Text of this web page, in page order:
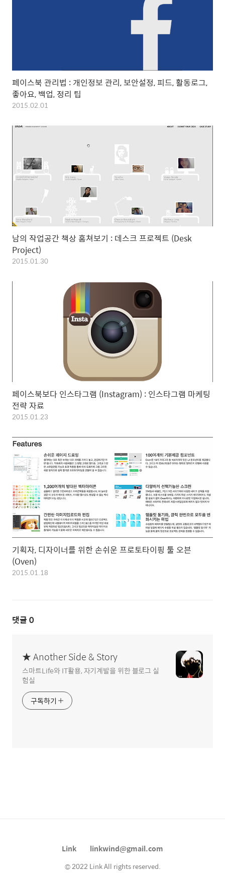
페이스북 관리법 : 개인정보 관리, 보안설정, 피드, 활동로그,
좋아요, 백업, 정리 팁
2015.02.01
남의 작업공간 책상 훔쳐보기 : 데스크 프로젝트 (Desk
Project)
2015.01.30
페이스북보다 인스타그램 (Instagram) : 인스타그램 마케팅
전략 자료
2015.01.23
기획자, 디자이너를 위한 손쉬운 프로토타이핑 툴 오븐
(Oven)
2015.01.18
댓글 0
★ Another Side & Story
스마트Life와 IT활용, 자기계발을 위한 블로그 실
험실
구독하기
Link linkwind@gmail.com
© 2022 Link All rights reserved.